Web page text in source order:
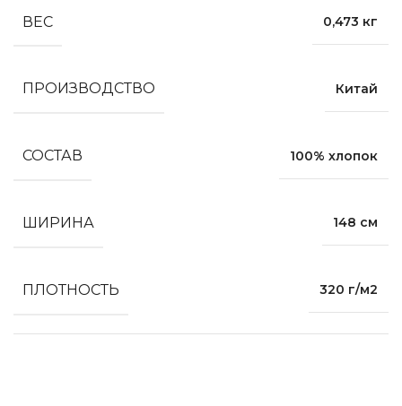
ВЕС 0,473 кг
ПРОИЗВОДСТВО Китай
СОСТАВ 100% хлопок
ШИРИНА 148 см
ПЛОТНОСТЬ 320 г/м2